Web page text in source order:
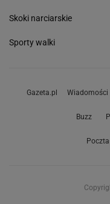
Skoki narciarskie
Sporty walki
Gazeta.pl Wiadomości
Buzz
Poczta